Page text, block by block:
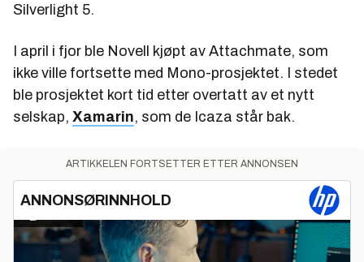
Silverlight 5.
I april i fjor ble Novell kjøpt av Attachmate, som
ikke ville fortsette med Mono-prosjektet. I stedet
ble prosjektet kort tid etter overtatt av et nytt
selskap, Xamarin, som de Icaza står bak.
ARTIKKELEN FORTSETTER ETTER ANNONSEN
ANNONSØRINNHOLD